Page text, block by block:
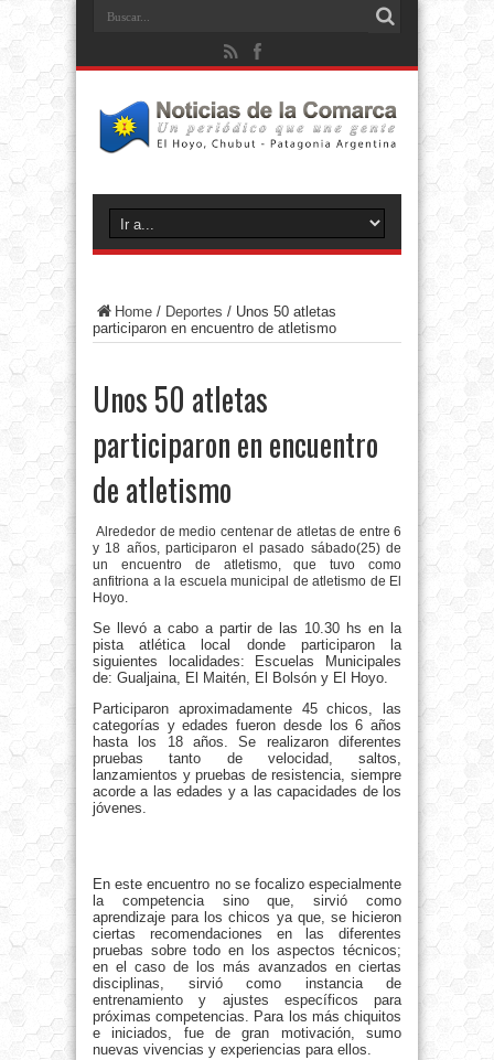
Home / Deportes / Unos 50 atletas
participaron en encuentro de atletismo
Unos 50 atletas
participaron en encuentro
de atletismo
Alrededor de medio centenar de atletas de entre 6
y 18 años, participaron el pasado sábado(25) de
un encuentro de atletismo, que tuvo como
anfitriona a la escuela municipal de atletismo de El
Hoyo.
Se llevó a cabo a partir de las 10.30 hs en la
pista atlética local donde participaron la
siguientes localidades: Escuelas Municipales
de: Gualjaina, El Maitén, El Bolsón y El Hoyo.
Participaron aproximadamente 45 chicos, las
categorías y edades fueron desde los 6 años
hasta los 18 años. Se realizaron diferentes
pruebas tanto de velocidad, saltos,
lanzamientos y pruebas de resistencia, siempre
acorde a las edades y a las capacidades de los
jóvenes.
En este encuentro no se focalizo especialmente
la competencia sino que, sirvió como
aprendizaje para los chicos ya que, se hicieron
ciertas recomendaciones en las diferentes
pruebas sobre todo en los aspectos técnicos;
en el caso de los más avanzados en ciertas
disciplinas, sirvió como instancia de
entrenamiento y ajustes específicos para
próximas competencias. Para los más chiquitos
e iniciados, fue de gran motivación, sumo
nuevas vivencias y experiencias para ellos.